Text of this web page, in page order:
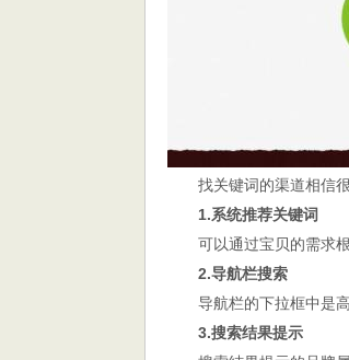
找关键词的渠道相信
1.系统推荐关键词
可以通过宝贝的需求
2.导航栏搜索
导航栏的下拉框中是
3.搜索结果提示